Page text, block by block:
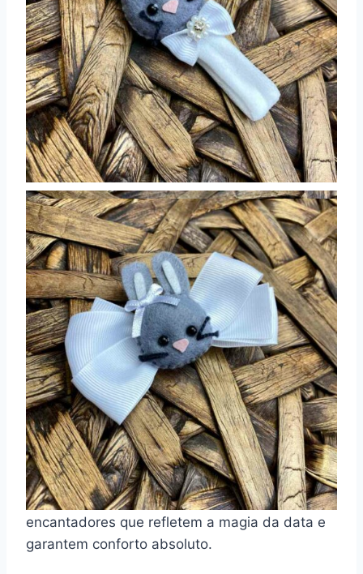
Além de deixarem o look ainda mais especial,
esses detalhes são perfeitos para as
tradicionais fotos de Páscoa. Faixas e laços
trazem um toque romântico e lúdico, enquanto
os prendedores de chupeta unem praticidade e
estilo para o dia a dia da celebração.
Conjuntos e sapatinhos
Os conjuntos foram pensados especialmente
para trazer delicadeza e estilo às pequeninas
durante a Páscoa. O modelo é composto por
bata e calcinha tem design leve, com detalhes
encantadores que refletem a magia da data e
garantem conforto absoluto.